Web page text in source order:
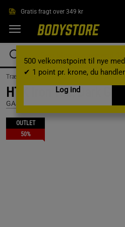
Gratis fragt over 349 kr
500 velkomstpoint til nye
✔ 1 point pr. krone, du
Log ind
Træningstøj /Træningstøj til mænd /T-
HTK Iron Tee, Dark
GASP
OUTLET
50%